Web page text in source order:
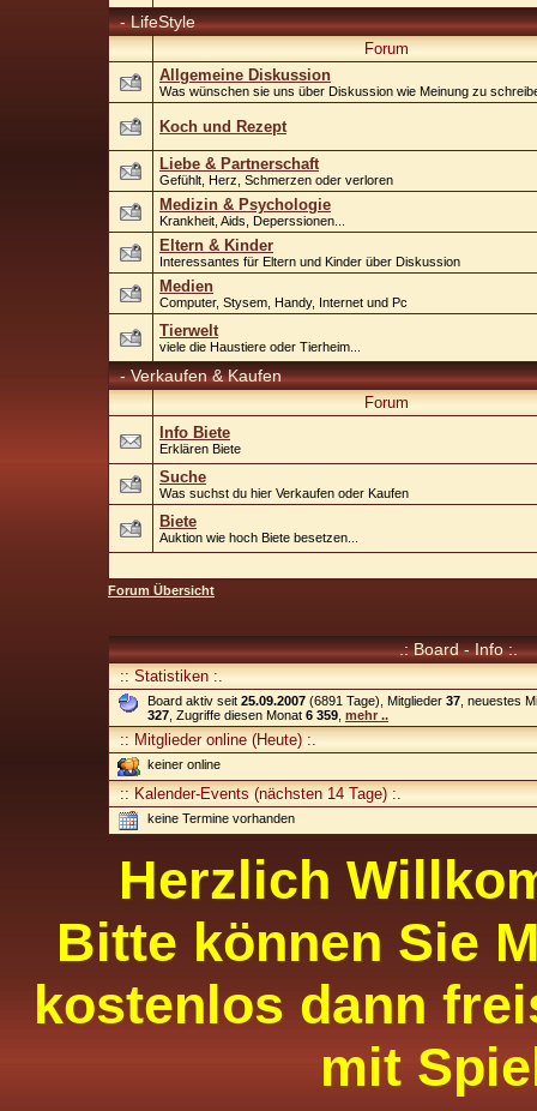
- LifeStyle
Forum
Allgemeine Diskussion
Was wünschen sie uns über Diskussion wie Meinung zu
Koch und Rezept
Liebe & Partnerschaft
Gefühlt, Herz, Schmerzen oder verloren
Medizin & Psychologie
Krankheit, Aids, Deperssionen...
Eltern & Kinder
Interessantes für Eltern und Kinder über Diskussion
Medien
Computer, Stysem, Handy, Internet und Pc
Tierwelt
viele die Haustiere oder Tierheim...
- Verkaufen & Kaufen
Forum
Info Biete
Erklären Biete
Suche
Was suchst du hier Verkaufen oder Kaufen
Biete
Auktion wie hoch Biete besetzen...
Forum Übersicht
.: Board - Info :.
:: Statistiken :.
Board aktiv seit 25.09.2007 (6891 Tage), Mitglieder 37 , neuestes
327 , Zugriffe diesen Monat 6 359 mehr ..
:: Mitglieder online (Heute) :.
keiner online
:: Kalender-Events (nächsten 14 Tage) :.
keine Termine vorhanden
Herzlich
Bitte können Sie
kostenlos dann
mit